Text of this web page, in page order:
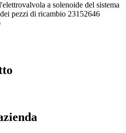
a solenoide del sistema
pezzi di ricambio 23152646